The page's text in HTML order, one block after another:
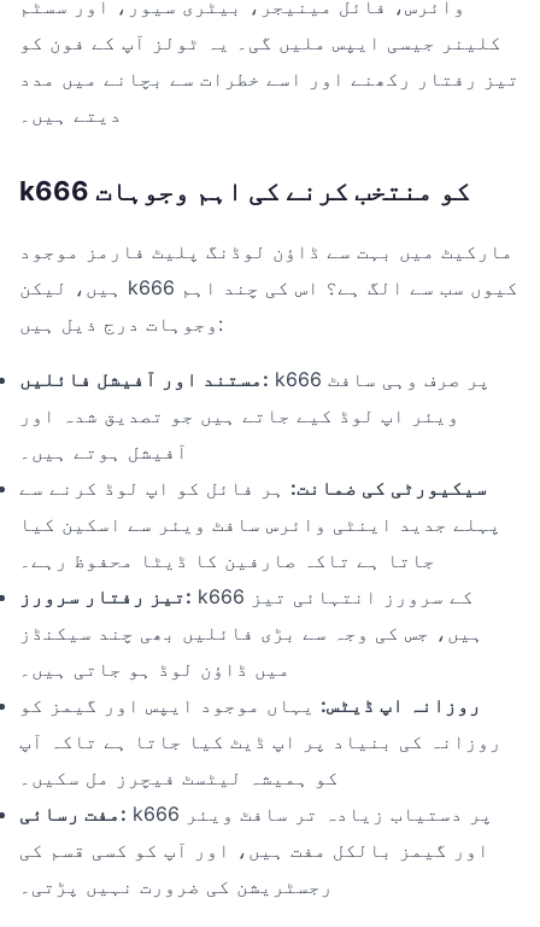
وائرس، فائل مینیجر، بیٹری سیور، اور سسٹم
کلینر جیسی ایپس ملیں گی۔ یہ ٹولز آپ کے فون کو
تیز رفتار رکھنے اور اسے خطرات سے بچانے میں مدد
دیتے ہیں۔
k666 کو منتخب کرنے کی اہم وجوہات
مارکیٹ میں بہت سے ڈاؤن لوڈنگ پلیٹ فارمز موجود
ہیں، لیکن k666 کیوں سب سے الگ ہے؟ اس کی چند اہم
وجوہات درج ذیل ہیں:
مستند اور آفیشل فائلیں: k666 پر صرف وہی سافٹ
ویئر اپ لوڈ کیے جاتے ہیں جو تصدیق شدہ اور
آفیشل ہوتے ہیں۔
سیکیورٹی کی ضمانت: ہر فائل کو اپ لوڈ کرنے سے
پہلے جدید اینٹی وائرس سافٹ ویئر سے اسکین کیا
جاتا ہے تاکہ صارفین کا ڈیٹا محفوظ رہے۔
تیز رفتار سرورز: k666 کے سرورز انتہائی تیز
ہیں، جس کی وجہ سے بڑی فائلیں بھی چند سیکنڈز
میں ڈاؤن لوڈ ہو جاتی ہیں۔
روزانہ اپ ڈیٹس: یہاں موجود ایپس اور گیمز کو
روزانہ کی بنیاد پر اپ ڈیٹ کیا جاتا ہے تاکہ آپ
کو ہمیشہ لیٹسٹ فیچرز مل سکیں۔
مفت رسائی: k666 پر دستیاب زیادہ تر سافٹ ویئر
اور گیمز بالکل مفت ہیں، اور آپ کو کسی قسم کی
رجسٹریشن کی ضرورت نہیں پڑتی۔